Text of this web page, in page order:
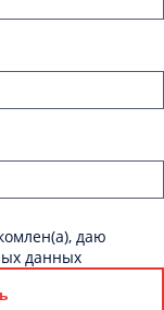
даю
данных